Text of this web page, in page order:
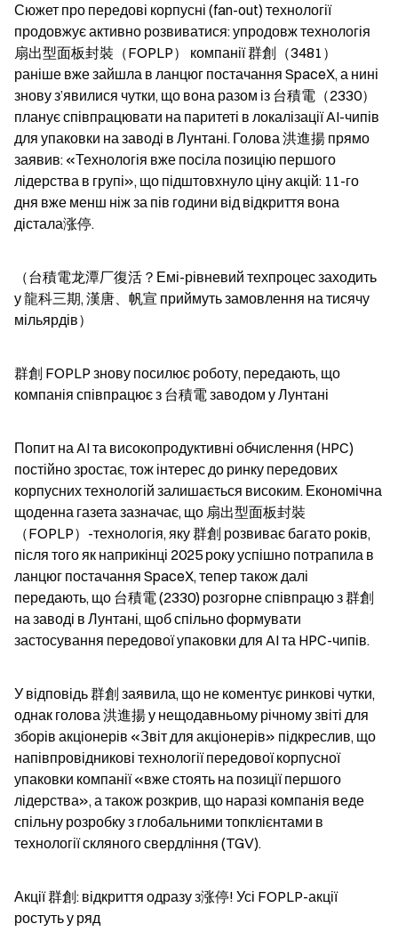
Сюжет про передові корпусні (fan-out) технології
продовжує активно розвиватися: упродовж технологія
扇出型面板封裝（FOPLP） компанії 群創（3481）
раніше вже зайшла в ланцюг постачання SpaceX, а нині
знову з’явилися чутки, що вона разом із 台積電（2330）
планує співпрацювати на паритеті в локалізації AI-чипів
для упаковки на заводі в Лунтані. Голова 洪進揚 прямо
заявив: «Технологія вже посіла позицію першого
лідерства в групі», що підштовхнуло ціну акцій: 11-го
дня вже менш ніж за пів години від відкриття вона
дістала涨停.
（台積電龙潭厂復活？Емі-рівневий техпроцес заходить
у 龍科三期, 漢唐、帆宣 приймуть замовлення на тисячу
мільярдів）
群創 FOPLP знову посилює роботу, передають, що
компанія співпрацює з 台積電 заводом у Лунтані
Попит на AI та високопродуктивні обчислення (HPC)
постійно зростає, тож інтерес до ринку передових
корпусних технологій залишається високим. Економічна
щоденна газета зазначає, що 扇出型面板封裝
（FOPLP）-технологія, яку 群創 розвиває багато років,
після того як наприкінці 2025 року успішно потрапила в
ланцюг постачання SpaceX, тепер також далі
передають, що 台積電 (2330) розгорне співпрацю з 群創
на заводі в Лунтані, щоб спільно формувати
застосування передової упаковки для AI та HPC-чипів.
У відповідь 群創 заявила, що не коментує ринкові чутки,
однак голова 洪進揚 у нещодавньому річному звіті для
зборів акціонерів «Звіт для акціонерів» підкреслив, що
напівпровідникові технології передової корпусної
упаковки компанії «вже стоять на позиції першого
лідерства», а також розкрив, що наразі компанія веде
спільну розробку з глобальними топклієнтами в
технології скляного свердління (TGV).
Акції 群創: відкриття одразу з涨停! Усі FOPLP-акції
ростуть у ряд